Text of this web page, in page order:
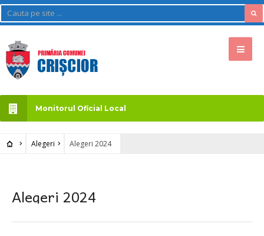
Monitorul Oficial Local
Alegeri Alegeri 2024
Alegeri 2024